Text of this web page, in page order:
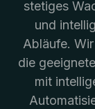
stetiges
und
Abläufe.
die
mit